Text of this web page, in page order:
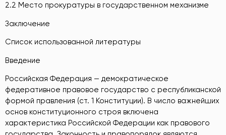
2.2 Место прокуратуры в государственном механизме
Заключение
Список использованной литературы
Введение
Российская Федерация — демократическое
федеративное правовое государство с республиканской
формой правления (ст. 1 Конституции). В число важнейших
основ конституционного строя включена
характеристика Российской Федерации как правового